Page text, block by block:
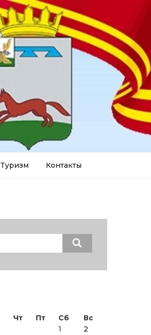
Туризм Контакты
Чт Пт Сб
Вс
1
2